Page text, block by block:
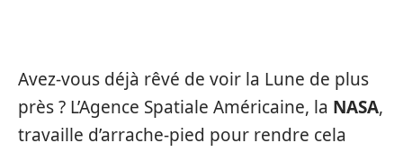
Avez-vous déjà rêvé de voir la Lune de plus
près ? L’Agence Spatiale Américaine, la NASA,
travaille d’arrache-pied pour rendre cela